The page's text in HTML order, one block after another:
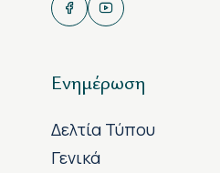
Ενημέρωση
Δελτία Τύπου
Γενικά